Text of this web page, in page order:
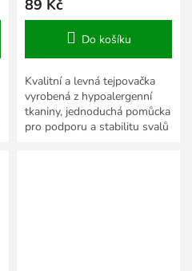
89 Kč
Do košíku
Kvalitní a levná tejpovačka
vyrobená z hypoalergenní
tkaniny, jednoduchá pomůcka
pro podporu a stabilitu svalů